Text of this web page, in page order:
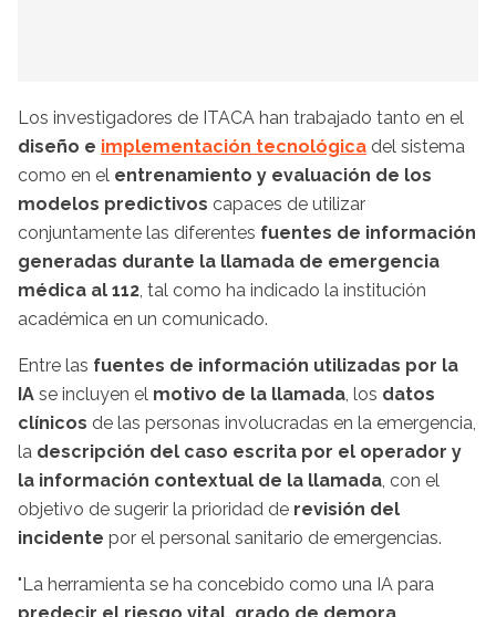
Los investigadores de ITACA han trabajado tanto en el
diseño e implementación tecnológica del sistema
como en el entrenamiento y evaluación de los
modelos predictivos capaces de utilizar
conjuntamente las diferentes fuentes de información
generadas durante la llamada de emergencia
médica al 112, tal como ha indicado la institución
académica en un comunicado.
Entre las fuentes de información utilizadas por la
IA se incluyen el motivo de la llamada, los datos
clínicos de las personas involucradas en la emergencia,
la descripción del caso escrita por el operador y
la información contextual de la llamada, con el
objetivo de sugerir la prioridad de revisión del
incidente por el personal sanitario de emergencias.
"La herramienta se ha concebido como una IA para